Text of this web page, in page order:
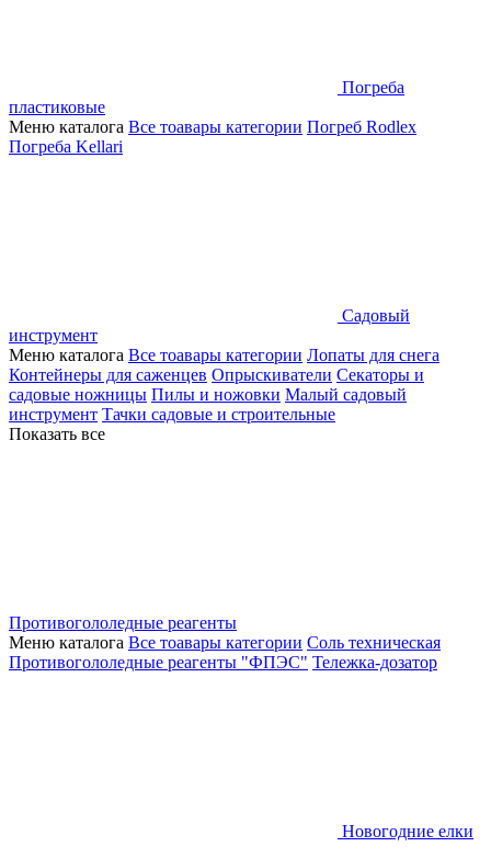
Погреба
пластиковые
Меню каталога Все тоавары категории Погреб Rodlex
Погреба Kellari
Садовый
инструмент
Меню каталога Все тоавары категории Лопаты для снега
Контейнеры для саженцев Опрыскиватели Секаторы и
садовые ножницы Пилы и ножовки Малый садовый
инструмент Тачки садовые и строительные
Показать все
Противогололедные реагенты
Меню каталога Все тоавары категории Соль техническая
Противогололедные реагенты "ФПЭС" Тележка-дозатор
Новогодние елки